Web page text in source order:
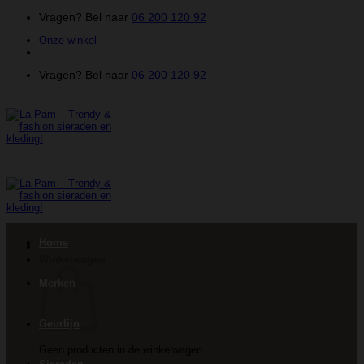
inhoud
Vragen? Bel naar 06 200 120 92
Onze winkel
Vragen? Bel naar 06 200 120 92